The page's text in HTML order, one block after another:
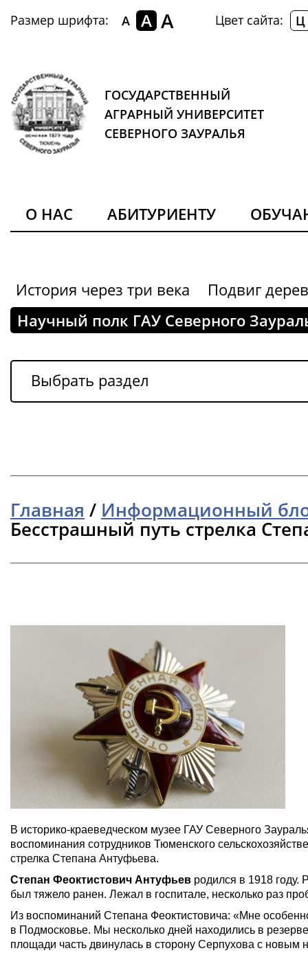
Размер шрифта: A A A Цвет сайта: Ц
ГОСУДАРСТВЕННЫЙ
АГРАРНЫЙ УНИВЕРСИТЕТ
СЕВЕРНОГО ЗАУРАЛЬЯ
О НАС АБИТУРИЕНТУ
История через три века
Подвиг
Научный полк ГАУ Северного
Выбрать раздел
Главная / Информационный
Бесстрашный путь стрелка
В историко-краеведческом музее ГАУ Северного
воспоминания сотрудников Тюменского
стрелка Степана Антуфьева.
Степан Феоктистович Антуфьев родился в 1918 году.
был тяжело ранен. Лежал в госпитале, несколько раз
Из воспоминаний Степана Феоктистовича: «Мне
в Подмосковье. Мы несколько дней находились в
площади часть двинулась в сторону Серпухова с новым